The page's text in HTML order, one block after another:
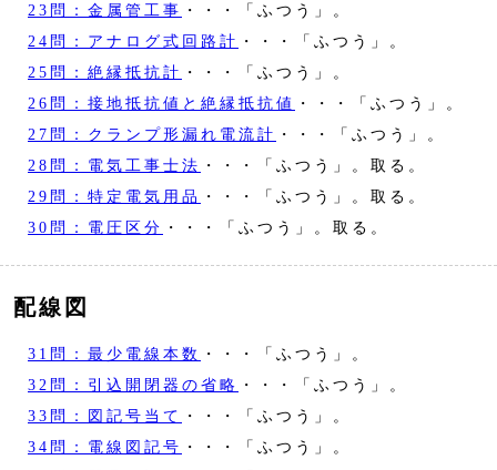
23問：金属管工事 ・・・「ふつう」。
24問：アナログ式回路計 ・・・「ふつう」。
25問：絶縁抵抗計 ・・・「ふつう」。
26問：接地抵抗値と絶縁抵抗値
・・・「ふつう」。
27問：クランプ形漏れ電流計 ・・・「ふつう」。
28問：電気工事士法 ・・・「ふつう」。取る。
29問：特定電気用品
・・・「ふつう」。取る。
30問：電圧区分 ・・・「ふつう」。取る。
配線図
31問：最少電線本数
・・・「ふつう」。
32問：引込開閉器の省略 ・・・「ふつう」。
33問：図記号当て
・・・「ふつう」。
34問：電線図記号 ・・・「ふつう」。